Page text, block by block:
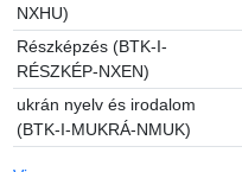
NXHU)
Részképzés (BTK-I-
RÉSZKÉP-NXEN)
ukrán nyelv és irodalom
(BTK-I-MUKRÁ-NMUK)